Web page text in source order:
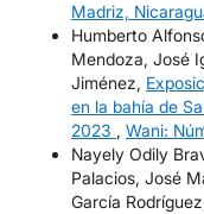
Madriz,
Humberto
Mendoza, José
Jiménez,
en la bahía de
2023 , Wani:
Nayely Odily
Palacios, José
García